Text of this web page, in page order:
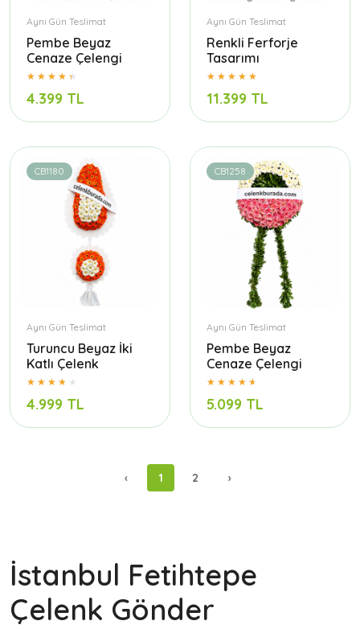
Aynı Gün Teslimat
Pembe Beyaz
Cenaze Çelengi
4.399 TL
Aynı Gün Teslimat
Renkli Ferforje
Tasarımı
11.399 TL
CB1180
Aynı Gün Teslimat
Turuncu Beyaz İki
Katlı Çelenk
4.999 TL
CB1258
Aynı Gün Teslimat
Pembe Beyaz
Cenaze Çelengi
5.099 TL
‹ 1 2 ›
İstanbul Fetihtepe
Çelenk Gönder